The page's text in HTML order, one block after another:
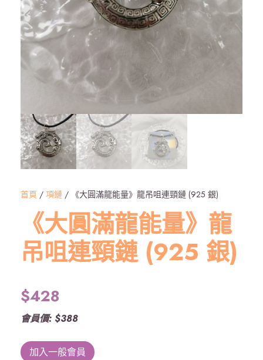
首頁 / 項鏈 / 《大圓滿龍能量》龍吊咀連頸鏈 (925 銀)
《大圓滿龍能量》龍
吊咀連頸鏈 (925 銀)
$428
會員價: $388
加入一般會員